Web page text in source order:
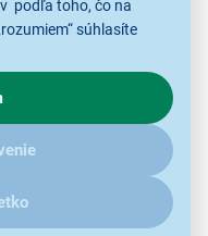
podľa toho, čo na
súhlasíte
reklám.
u nás s cookies a
.
ako ich